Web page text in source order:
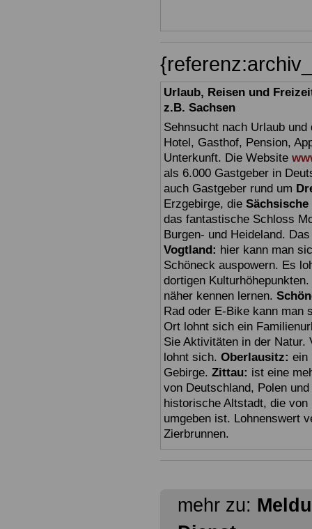
Urlaub, Reisen und
z.B. Sachsen
Sehnsucht nach Urlaub
Hotel, Gasthof, Pension,
Unterkunft. Die Website
als 6.000 Gastgeber in
auch Gastgeber rund um
Erzgebirge, die Sächsische
das fantastische Schloss
Burgen- und Heideland.
Vogtland: hier kann man
Schöneck auspowern. Es
dortigen
näher kennen lernen.
Rad oder E-Bike kann
Ort lohnt sich ein
Sie Aktivitäten in der
lohnt sich. Oberlausitz: ein
Gebirge. Zittau: ist eine
von Deutschland, Polen
historische Altstadt, die
umgeben ist. Lohnenswert
Zierbrunnen.
mehr zu: